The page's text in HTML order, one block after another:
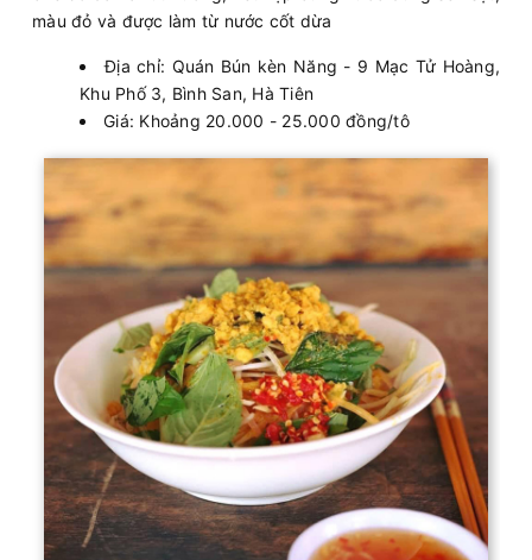
màu đỏ và được làm từ nước cốt dừa
Địa chỉ: Quán Bún kèn Năng - 9 Mạc Tử Hoàng,
Khu Phố 3, Bình San, Hà Tiên
Giá: Khoảng 20.000 - 25.000 đồng/tô